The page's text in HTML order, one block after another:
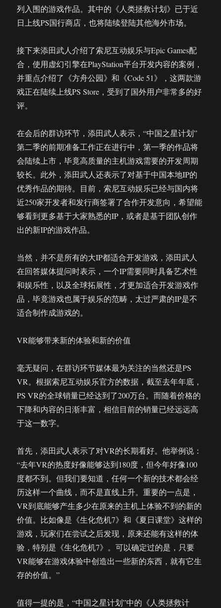
列入围的游戏作品。其中的《人类拯救计划》已于近
日上线PS国行商店，也将陆续登陆其他海外市场。
接下来添田武人介绍了索尼互动娱乐与Epic Games配
合，使用虚幻引擎在PlayStation平台开发内容的案例，
并重点介绍了《方舟公园》和《Code 51》，这两款游
戏正在陆续上线PS Store，受到了国外用户非常多的好
评。
在会后的群访环节，添田武人表示，“中国之星计划”
第二季的前期准备工作正在进行中，第一季的作品将
会陆续上市，毕竟高质量的主机游戏需要的开发周期
较长。此外，添田武人还表示了对基于中国本地IP的
优秀作品的期待。目前，索尼互动娱乐已经与国内将
近250家开发者和发行商签署了合作开发意向，希望能
够看到更多基于大家熟悉的IP，或者是基于团队创作
出的新IP的游戏作品。
当然，并不是所有的大IP都适合开发游戏，添田武人
在回答媒体提问时表示，一个IP需要同时具备艺术性
和娱乐性，以及全球拓展性，才更加适合开发游戏作
品，毕竟游戏也属于娱乐的范畴，太过严肃的IP是不
适合制作成游戏的。
VR能够带来新的体验和新的价值
毫无疑问，在群访环节媒体最为关注的当然还是PS
VR。根据索尼互动娱乐官方的数据，截至去年年底，
PS VR的全球销量已经达到了200万台。而随着价格的
下降和内容的日渐丰富，相信目前的销量已经远远高
于这一数字。
首先，添田武人表示了对VR的长期看好。他举例说：
“去年VR的热度好像能够达到180度，但今年好像100
度都不到。但我们要知道，任何一个新的技术都会经
历这样一个曲线，而不是直线上升。重要的一点是，
VR到底能够产生多少在原来的主机上体验不到的新的
价值。比如像是《生化危机7》和《夏日课堂》这样的
游戏，玩家们在尝试之后发现，原来还能有这样的体
验，特别是《生化危机7》。可以确定过的是，只要
VR能够在游戏体验中创造出一些新的东西，就有它生
存的价值。”
值得一提的是，“中国之星计划”中的《人类拯救计